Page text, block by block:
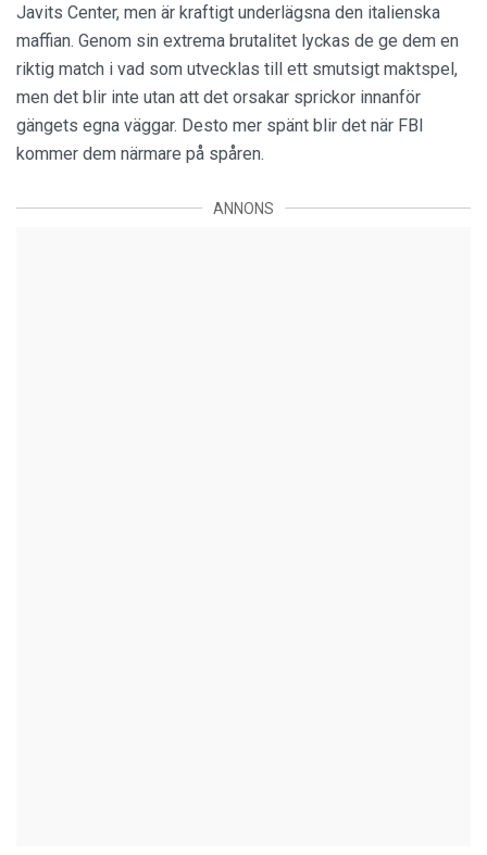
Javits Center, men är kraftigt underlägsna den italienska
maffian. Genom sin extrema brutalitet lyckas de ge dem en
riktig match i vad som utvecklas till ett smutsigt maktspel,
men det blir inte utan att det orsakar sprickor innanför
gängets egna väggar. Desto mer spänt blir det när FBI
kommer dem närmare på spåren.
ANNONS